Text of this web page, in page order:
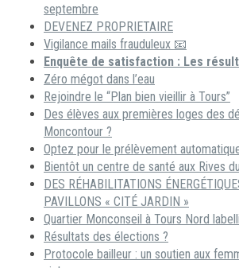
septembre
DEVENEZ PROPRIETAIRE
Vigilance mails frauduleux 📧
Enquête de satisfaction : Les
Zéro mégot dans l’eau
Rejoindre le “Plan bien vieillir à Tours”
Des élèves aux premières loges des
Moncontour ?
Optez pour le prélèvement
Bientôt un centre de santé aux Rives
DES RÉHABILITATIONS
PAVILLONS « CITÉ JARDIN »
Quartier Monconseil à Tours Nord
Résultats des élections ?
Protocole bailleur : un soutien aux